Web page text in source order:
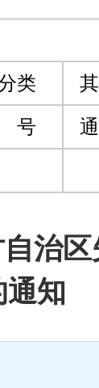
类
治
通知